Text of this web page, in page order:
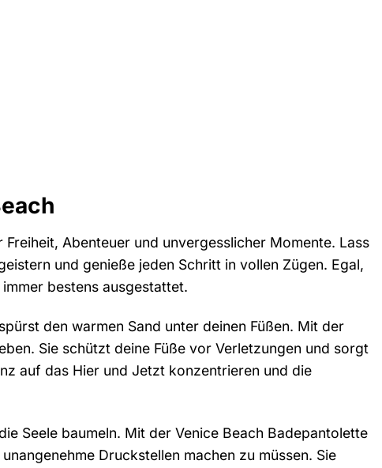
Abenteuer und unvergesslicher Momente. Lass
und genieße jeden Schritt in vollen Zügen. Egal,
bestens ausgestattet.
den warmen Sand unter deinen Füßen. Mit der
Sie schützt deine Füße vor Verletzungen und sorgt
auf das Hier und Jetzt konzentrieren und die
Seele baumeln. Mit der Venice Beach Badepantolette
Druckstellen machen zu müssen. Sie